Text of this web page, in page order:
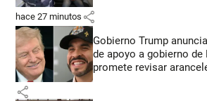
hace 27 minutos share
Gobierno Trump
de apoyo a gobierno de
promete revisar
share